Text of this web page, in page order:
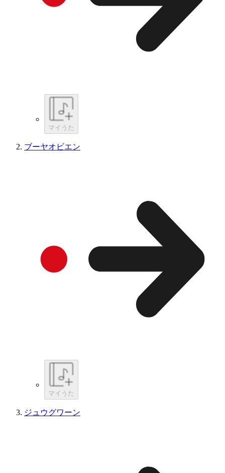
マイうた
ブーヤオビエン
マイうた
ジュウグワーン